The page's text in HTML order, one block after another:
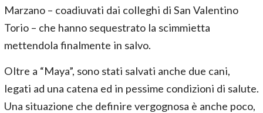
Marzano – coadiuvati dai colleghi di San Valentino
Torio – che hanno sequestrato la scimmietta
mettendola finalmente in salvo.
Oltre a “Maya”, sono stati salvati anche due cani,
legati ad una catena ed in pessime condizioni di salute.
Una situazione che definire vergognosa è anche poco,